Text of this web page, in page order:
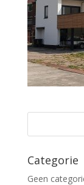
Categorie
Geen